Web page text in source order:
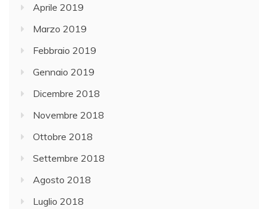
Aprile 2019
Marzo 2019
Febbraio 2019
Gennaio 2019
Dicembre 2018
Novembre 2018
Ottobre 2018
Settembre 2018
Agosto 2018
Luglio 2018